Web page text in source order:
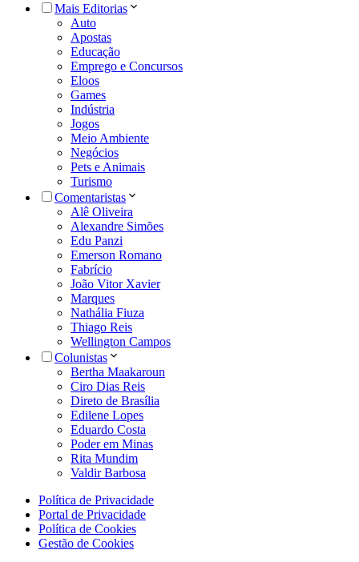
Mais Editorias
Auto
Apostas
Educação
Emprego e Concursos
Eloos
Games
Indústria
Jogos
Meio Ambiente
Negócios
Pets e Animais
Turismo
Comentaristas
Alê Oliveira
Alexandre Simões
Edu Panzi
Emerson Romano
Fabrício
João Vitor Xavier
Marques
Nathália Fiuza
Thiago Reis
Wellington Campos
Colunistas
Bertha Maakaroun
Ciro Dias Reis
Direto de Brasília
Edilene Lopes
Eduardo Costa
Poder em Minas
Rita Mundim
Valdir Barbosa
Política de Privacidade
Portal de Privacidade
Política de Cookies
Gestão de Cookies